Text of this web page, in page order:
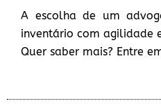
A escolha de um
inventário com agilidade
Quer saber mais? Entre